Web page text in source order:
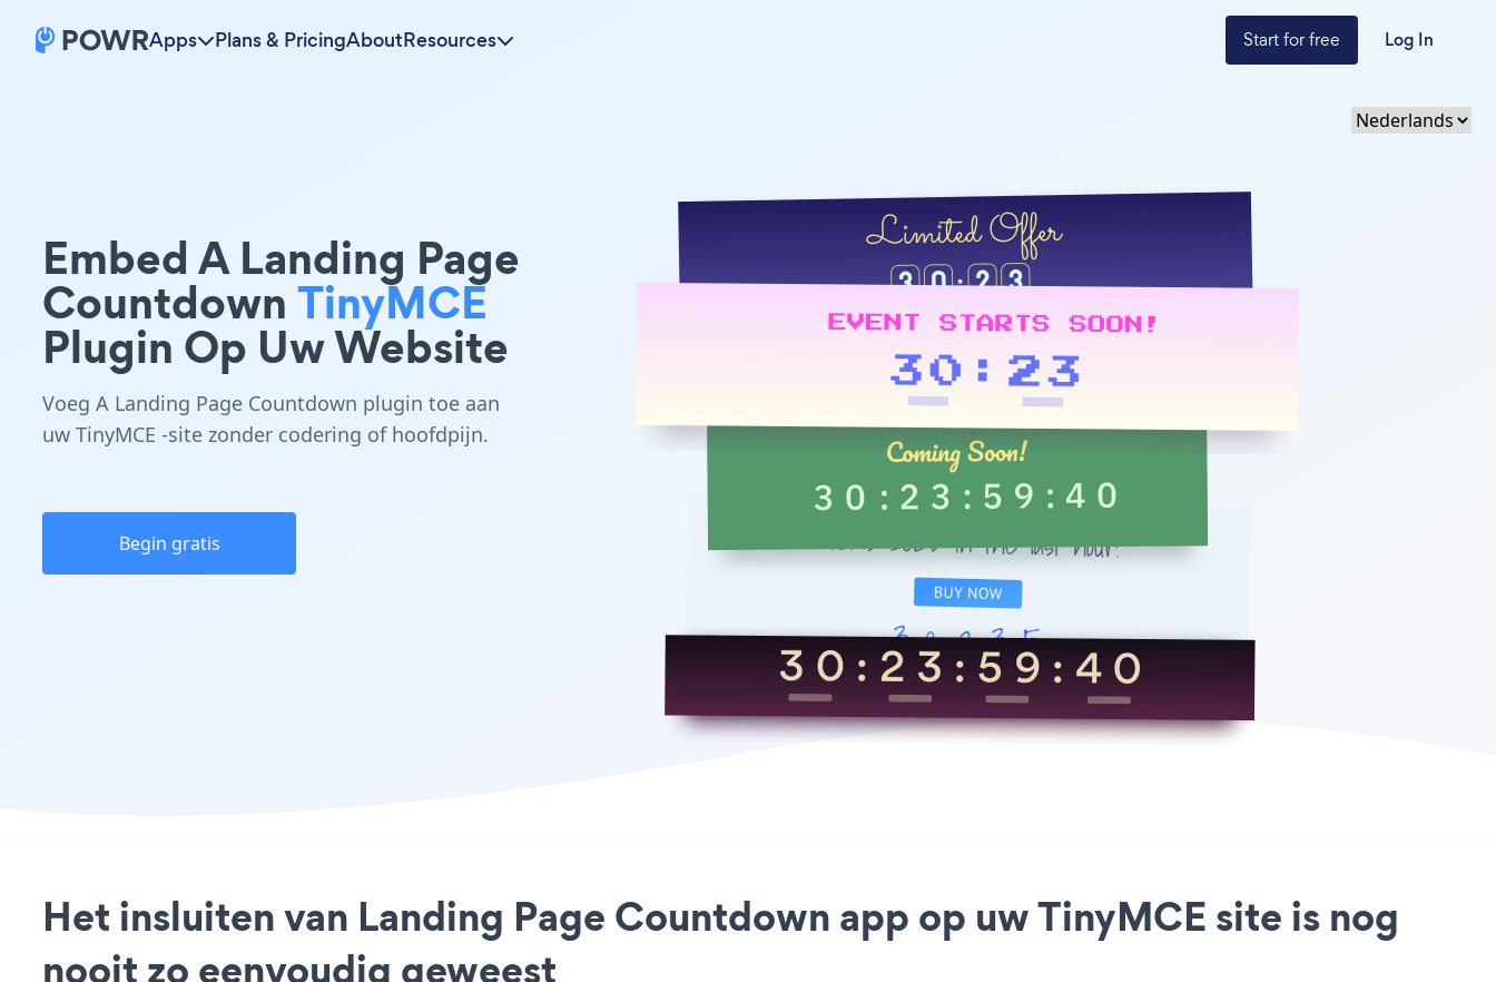
Apps Plans & PricingAboutResources Start for free Log In
Embed A Landing Page
CountdownTinyMCE
Plugin Op Uw Website
Voeg A Landing Page Countdown plugin toe aan
uw TinyMCE -site zonder codering of hoofdpijn.
Begin gratis
Het insluiten van Landing Page Countdown app op uw TinyMCE site is nog
nooit zo eenvoudig geweest